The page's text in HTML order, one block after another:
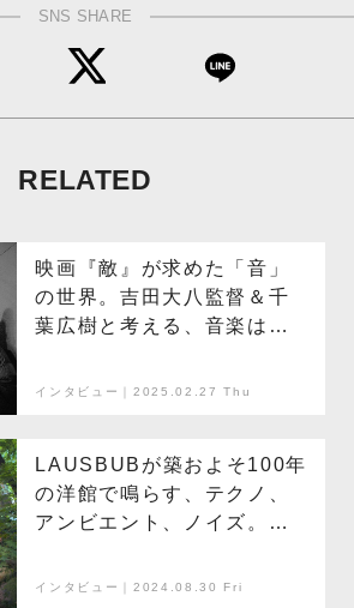
SNS SHARE
RELATED
映画『敵』が求めた「音」
の世界。吉田大八監督＆千
葉広樹と考える、音楽は映
インタビュー｜2025.02.27 Thu
LAUSBUBが築およそ100年
の洋館で鳴らす、テクノ、
アンビエント、ノイズ。環
を考える
インタビュー｜2024.08.30 Fri